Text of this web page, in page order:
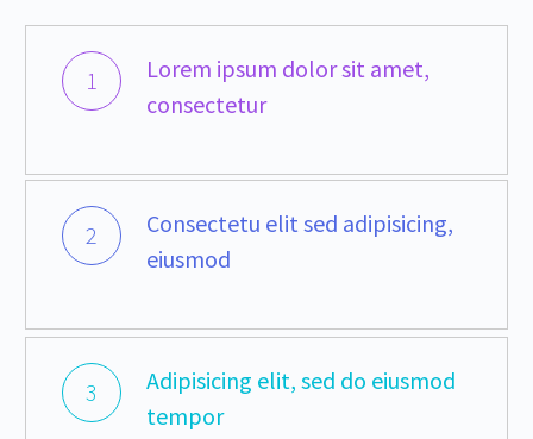
1
Lorem ipsum dolor sit amet,
consectetur
2
Consectetu elit sed adipisicing,
eiusmod
3
Adipisicing elit, sed do eiusmod
tempor